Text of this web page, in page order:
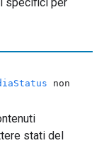
non
stati del